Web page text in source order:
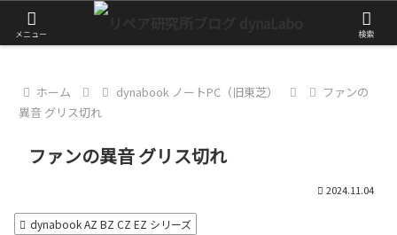
ホーム dynabook ノートPC（旧東芝）
ファンの
異音 グリス切れ
ファンの異音 グリス切れ
2024.11.04
dynabook AZ BZ CZ EZ シリーズ
メニュー 検索